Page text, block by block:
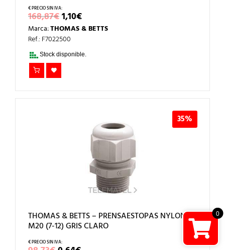
168,87€EL
PRECIO
ORIGINAL
ERA:168,87€.
1,10€EL
PRECIO
ACTUAL
Marca:THOMAS & BETTS
Ref.: F7022500
Stock disponible.
35%
THOMAS & BETTS – PRENSAESTOPAS NYLON
M20 (7-12) GRIS CLARO
0